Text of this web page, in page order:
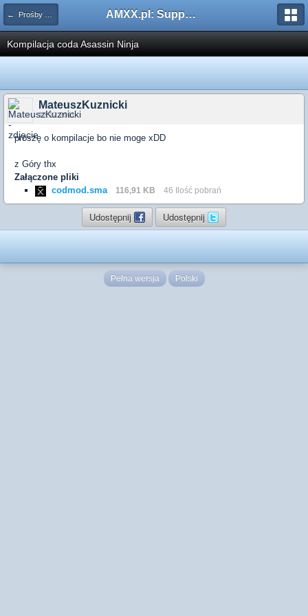
← Prośby o kompilacje pluginów / Problemy z kompilacją AMXX.pl: Support AMX Mod X i SourceMod
Kompilacja coda Asassin Ninja
MateuszKuznicki
12.12.2011
proszę o kompilacje bo nie moge xDD
z Góry thx
Załączone pliki
codmod.sma
116,91 KB 46 Ilość pobrań
Udostępnij Udostępnij
Pełna wersja Polski